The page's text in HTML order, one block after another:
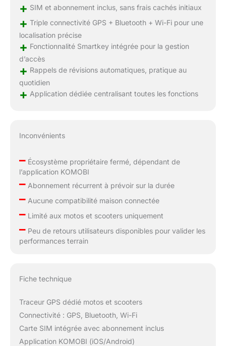
+ SIM et abonnement inclus, sans frais cachés initiaux
+ Triple connectivité GPS + Bluetooth + Wi-Fi pour une
localisation précise
+ Fonctionnalité Smartkey intégrée pour la gestion
d’accès
+ Rappels de révisions automatiques, pratique au
quotidien
+ Application dédiée centralisant toutes les fonctions
Inconvénients
–Écosystème propriétaire fermé, dépendant de
l’application KOMOBI
–Abonnement récurrent à prévoir sur la durée
–Aucune compatibilité maison connectée
–Limité aux motos et scooters uniquement
–Peu de retours utilisateurs disponibles pour valider les
performances terrain
Fiche technique
Traceur GPS dédié motos et scooters
Connectivité : GPS, Bluetooth, Wi-Fi
Carte SIM intégrée avec abonnement inclus
Application KOMOBI (iOS/Android)